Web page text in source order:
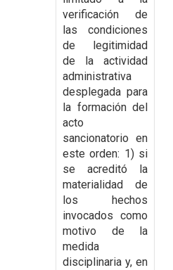
verificación de
las condiciones
de legitimidad
de la actividad
administrativa
desplegada para
la formación del
acto
sancionatorio en
este orden: 1) si
se acreditó la
materialidad de
los hechos
invocados como
motivo de la
medida
disciplinaria y, en